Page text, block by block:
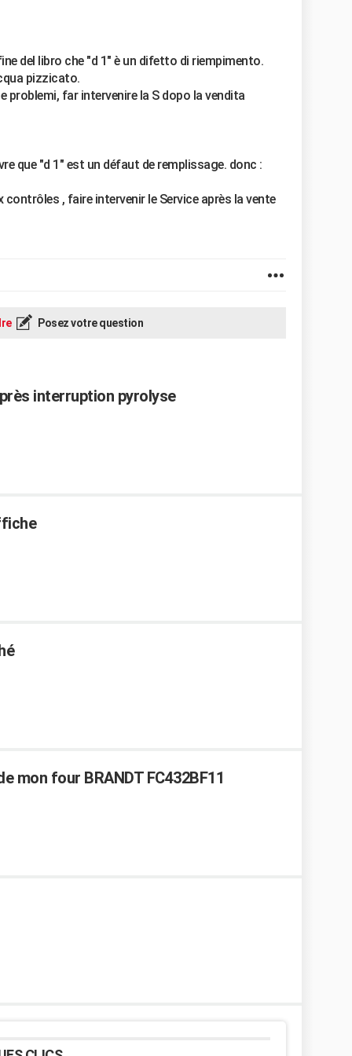
del libro che "d 1" è un difetto di riempimento.
pizzicato.
problemi, far intervenire la S dopo la vendita
que "d 1" est un défaut de remplissage. donc :
contrôles , faire intervenir le Service après la vente
Posez votre question
interruption pyrolyse
mon four BRANDT FC432BF11